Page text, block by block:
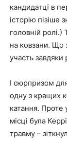
кандидатці в
історію пізіше
головній ролі.)
на ковзани. Що
участь завдяки
І сюрпризом
одну з кращих
катання. Проте
місці була
травму –